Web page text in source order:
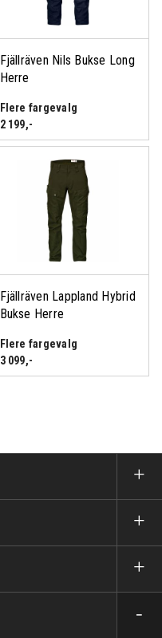
Fjällräven Nils Bukse Long
Herre
Flere fargevalg
2 199,-
Fjällräven Lappland Hybrid
Bukse Herre
Flere fargevalg
3 099,-